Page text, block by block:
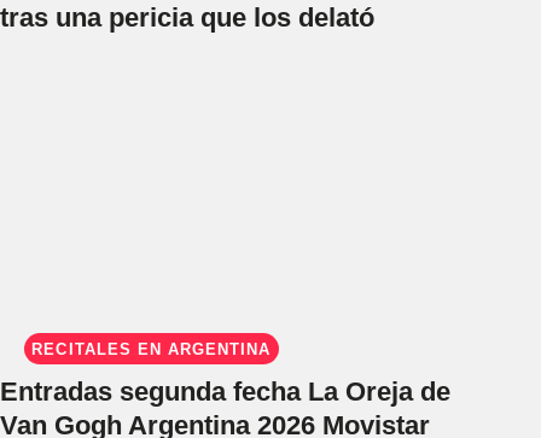
tras una pericia que los delató
RECITALES EN ARGENTINA
Entradas segunda fecha La Oreja de
Van Gogh Argentina 2026 Movistar